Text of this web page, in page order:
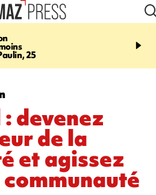
25
17:52
dimanche pour
devenez
de la
et agissez